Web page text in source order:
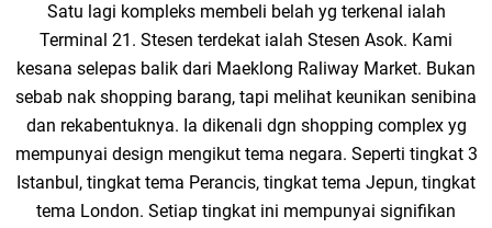
Satu lagi kompleks membeli belah yg terkenal ialah
Terminal 21. Stesen terdekat ialah Stesen Asok. Kami
kesana selepas balik dari Maeklong Raliway Market. Bukan
sebab nak shopping barang, tapi melihat keunikan senibina
dan rekabentuknya. Ia dikenali dgn shopping complex yg
mempunyai design mengikut tema negara. Seperti tingkat 3
Istanbul, tingkat tema Perancis, tingkat tema Jepun, tingkat
tema London. Setiap tingkat ini mempunyai signifikan